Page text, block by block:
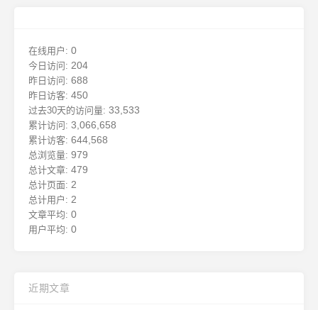
在线用户: 0
今日访问: 204
昨日访问: 688
昨日访客: 450
过去30天的访问量: 33,533
累计访问: 3,066,658
累计访客: 644,568
总浏览量: 979
总计文章: 479
总计页面: 2
总计用户: 2
文章平均: 0
用户平均: 0
近期文章